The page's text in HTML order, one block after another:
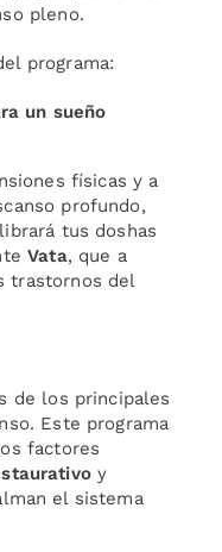
pleno.
programa:
un sueño
físicas y a
profundo,
tus doshas
Vata, que a
trastornos del
de los principales
Este programa
factores
y
el sistema